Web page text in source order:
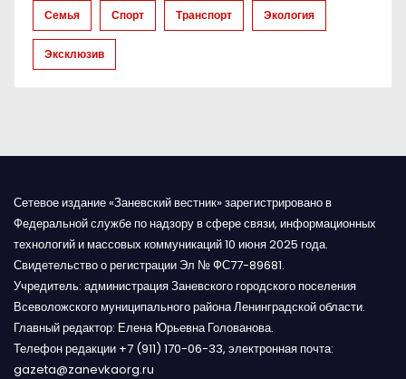
Семья Спорт Транспорт Экология
Эксклюзив
Сетевое издание «Заневский вестник» зарегистрировано в
Федеральной службе по надзору в сфере связи, информационных
технологий и массовых коммуникаций 10 июня 2025 года.
Свидетельство о регистрации Эл № ФС77-89681.
Учредитель: администрация Заневского городского поселения
Всеволожского муниципального района Ленинградской области.
Главный редактор: Елена Юрьевна Голованова.
Телефон редакции +7 (911) 170-06-33, электронная почта:
gazeta@zanevkaorg.ru